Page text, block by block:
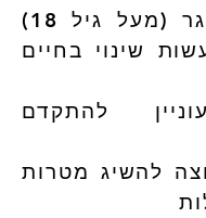
כל אדם בוגר (מעל גיל 18)
שינוי בחיים
להתקדם
להשיג מטרות